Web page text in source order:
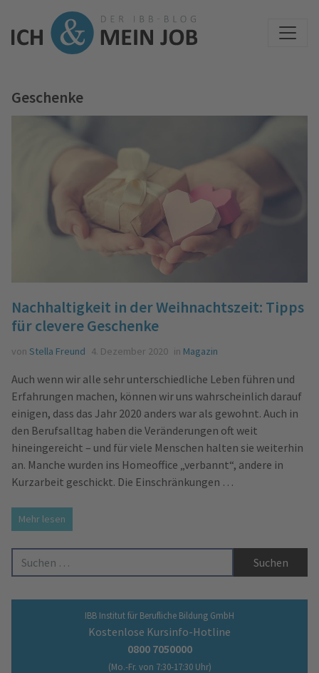
Geschenke
Nachhaltigkeit in der Weihnachtszeit: Tipps
für clevere Geschenke
von Stella Freund 4. Dezember 2020 in Magazin
Auch wenn wir alle sehr unterschiedliche Leben führen und
Erfahrungen machen, können wir uns wahrscheinlich darauf
einigen, dass das Jahr 2020 anders war als gewohnt. Auch in
den Berufsalltag haben die Veränderungen oft weit
hineingereicht – und für viele Menschen halten sie weiterhin
an. Manche wurden ins Homeoffice „verbannt“, andere in
Kurzarbeit geschickt. Die Einschränkungen …
Mehr lesen
Suche nach:
IBB Institut für Berufliche Bildung GmbH
Kostenlose Kursinfo-Hotline
0800 7050000
(Mo.-Fr. von 7:30-17:30 Uhr)